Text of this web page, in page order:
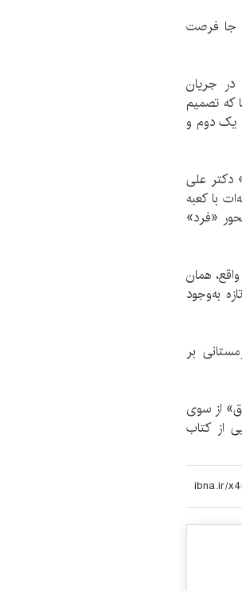
جا فرصت
جریان
که تصمیم
یک دوم و
دکتر علی
با کعبه
«فرد»
همان
به‌وجود
بر
از سوی
از کتاب